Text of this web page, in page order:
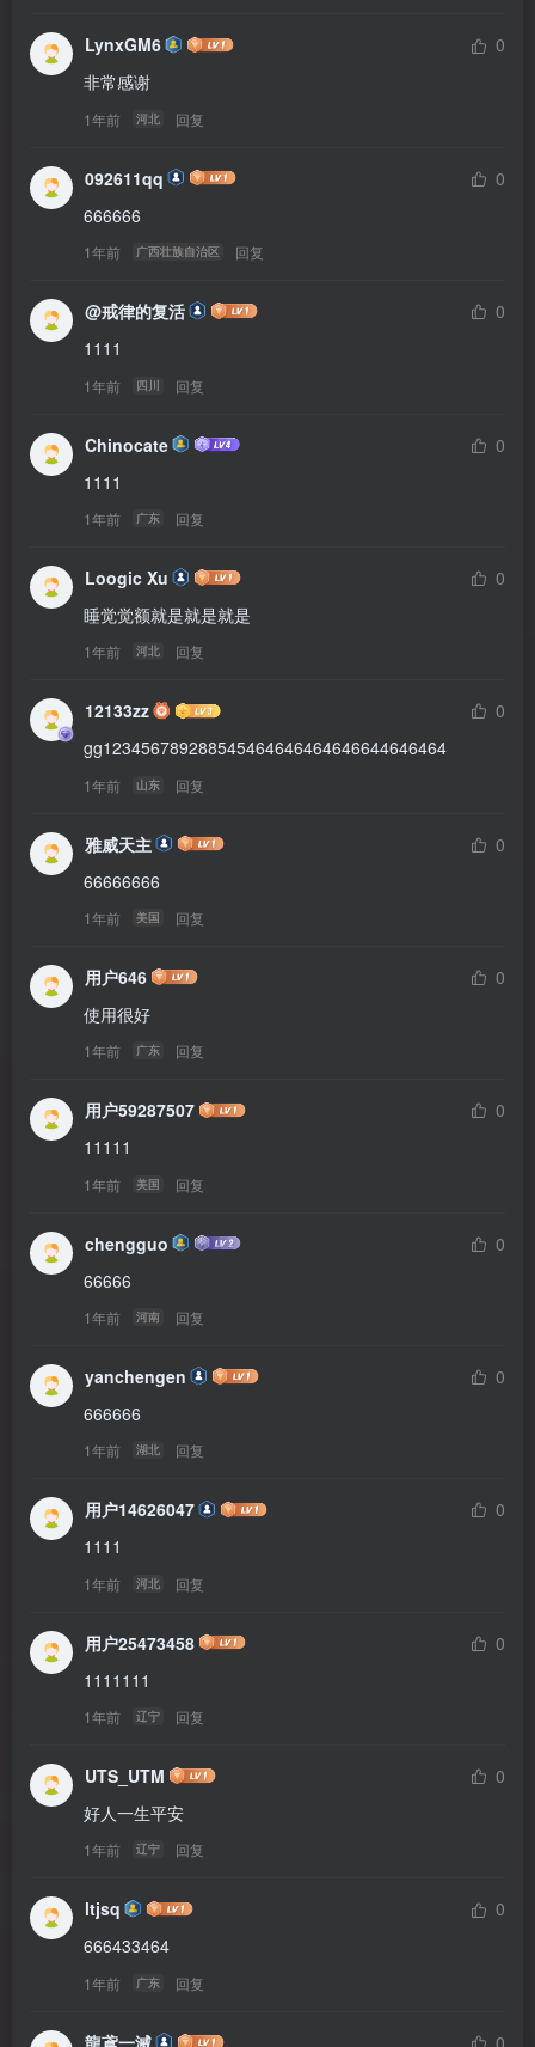
LynxGM6
0
非常感谢
1年前 河北 回复
092611qq
0
666666
1年前 广西壮族自治区 回复
@戒律的复活
0
1111
1年前 四川 回复
Chinocate
0
1111
1年前 广东 回复
Loogic Xu
0
睡觉觉额就是就是就是
1年前 河北 回复
12133zz
0
gg123456789288545464646464646644646464
1年前 山东 回复
雅威天主
0
66666666
1年前 美国 回复
用户646
0
使用很好
1年前 广东 回复
用户59287507
0
11111
1年前 美国 回复
chengguo
0
66666
1年前 河南 回复
yanchengen
0
666666
1年前 湖北 回复
用户14626047
0
1111
1年前 河北 回复
用户25473458
0
1111111
1年前 辽宁 回复
UTS_UTM
0
好人一生平安
1年前 辽宁 回复
ltjsq
0
666433464
1年前 广东 回复
龍鳶一滅
0